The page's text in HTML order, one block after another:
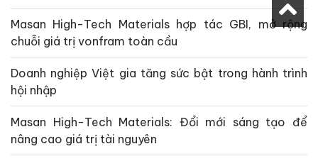
Masan High-Tech Materials hợp tác GBI, mở rộng
chuỗi giá trị vonfram toàn cầu
Doanh nghiệp Việt gia tăng sức bật trong hành trình
hội nhập
Masan High-Tech Materials: Đổi mới sáng tạo để
nâng cao giá trị tài nguyên